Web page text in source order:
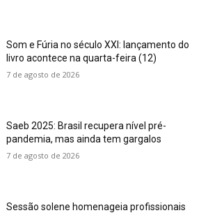
Som e Fúria no século XXI: lançamento do
livro acontece na quarta-feira (12)
7 de agosto de 2026
Saeb 2025: Brasil recupera nível pré-
pandemia, mas ainda tem gargalos
7 de agosto de 2026
Sessão solene homenageia profissionais